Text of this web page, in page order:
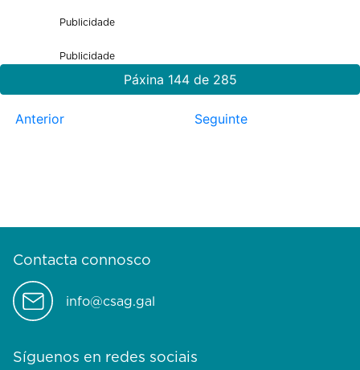
Publicidade
Publicidade
Páxina 144 de 285
Anterior Seguinte
Contacta connosco
info@csag.gal
Síguenos en redes sociais